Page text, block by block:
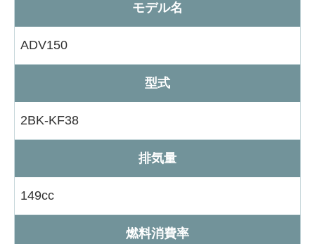
モデル名
ADV150
型式
2BK-KF38
排気量
149cc
燃料消費率